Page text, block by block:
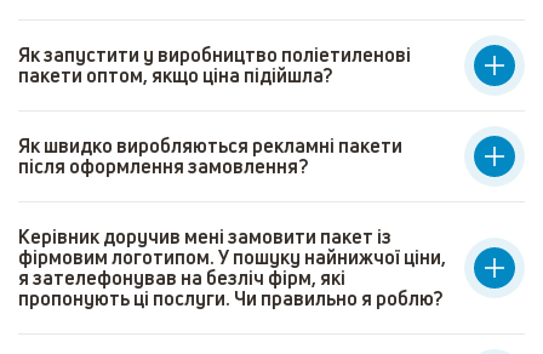
Як запустити у виробництво поліетиленові
пакети оптом, якщо ціна підійшла?
Як швидко виробляються рекламні пакети
після оформлення замовлення?
Керівник доручив мені замовити пакет із
фірмовим логотипом. У пошуку найнижчої ціни,
я зателефонував на безліч фірм, які
пропонують ці послуги. Чи правильно я роблю?